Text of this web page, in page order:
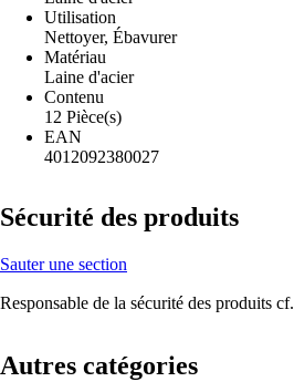
Utilisation
Nettoyer, Ébavurer
Matériau
Laine d'acier
Contenu
12 Pièce(s)
EAN
4012092380027
Sécurité des produits
Sauter une section
Responsable de la sécurité des produits cf.
Autres catégories